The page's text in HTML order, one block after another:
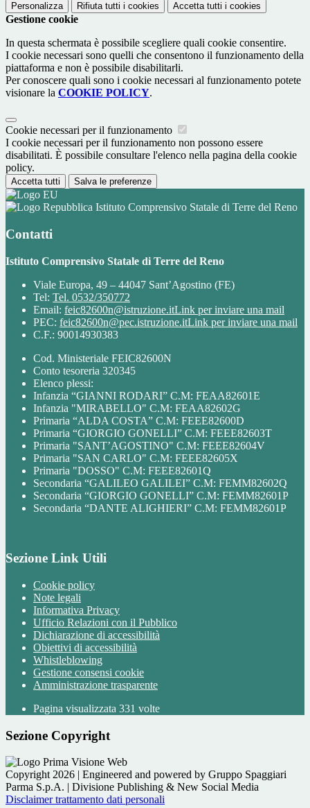
Personalizza Rifiuta tutti i cookies Accetta tutti i cookies
Gestione cookie
In questa schermata è possibile scegliere quali cookie consentire.
I cookie necessari sono quelli che consentono il funzionamento della
piattaforma e non è possibile disabilitarli.
Per conoscere quali sono i cookie necessari al funzionamento potete
visionare la COOKIE POLICY.
Cookie necessari per il funzionamento
I cookie necessari per il funzionamento non possono essere
disabilitati. È possibile consultare l'elenco nella pagina della cookie
policy.
Accetta tutti Salva le preferenze
Istituto Comprensivo Statale di Terre del Reno
Contatti
Istituto Comprensivo Statale di Terre del Reno
Viale Europa, 49 – 44047 Sant’Agostino (FE)
Tel: Tel. 0532/350772
Email: feic82600n@istruzione.itLink per inviare una mail
PEC: feic82600n@pec.istruzione.itLink per inviare una mail
C.F.: 90014930383
Cod. Ministeriale FEIC82600N
Conto tesoreria 320345
Elenco plessi:
Infanzia “GIANNI RODARI” C.M: FEAA82601E
Infanzia "MIRABELLO" C.M: FEAA82602G
Primaria “ALDA COSTA” C.M: FEEE82600D
Primaria “GIORGIO GONELLI” C.M: FEEE82603T
Primaria "SANT’AGOSTINO" C.M: FEEE82604V
Primaria "SAN CARLO" C.M: FEEE82605X
Primaria "DOSSO" C.M: FEEE82601Q
Secondaria “GALILEO GALILEI” C.M: FEMM82602Q
Secondaria “GIORGIO GONELLI” C.M: FEMM82601P
Secondaria “DANTE ALIGHIERI” C.M: FEMM82601P
Sezione Link Utili
Cookie policy
Note legali
Informativa Privacy
Ufficio Relazioni con il Pubblico
Dichiarazione di accessibilità
Obiettivi di accessibilità
Whistleblowing
Gestione consensi cookie
Amministrazione trasparente
Pagina visualizzata 331 volte
Sezione Copyright
Copyright 2026 | Engineered and powered by Gruppo Spaggiari
Parma S.p.A. | Divisione Publishing & New Social Media
Disclaimer trattamento dati personali